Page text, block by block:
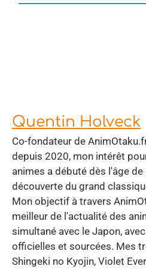
Quentin Holveck
Co-fondateur de
depuis 2020, mon intérêt
animes a débuté dès l'âge de
découverte du grand
Mon objectif à travers
meilleur de l'actualité des
simultané avec le Japon,
officielles et sourcées. Mes
Shingeki no Kyojin, Violet